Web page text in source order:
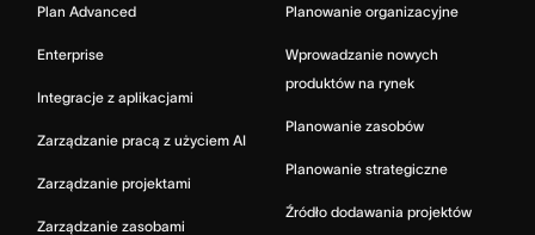
Plan Advanced
Enterprise
Integracje z aplikacjami
Zarządzanie pracą z użyciem AI
Zarządzanie projektami
Zarządzanie zasobami
Planowanie organizacyjne
Wprowadzanie nowych
produktów na rynek
Planowanie zasobów
Planowanie strategiczne
Źródło dodawania projektów